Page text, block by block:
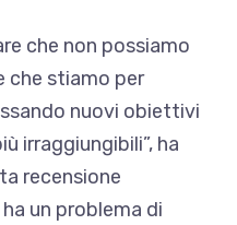
che non possiamo
che stiamo per
nuovi obiettivi
irraggiungibili”, ha
recensione
un problema di